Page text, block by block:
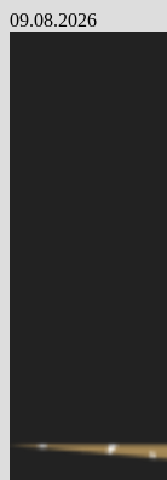
Skip
09.08.2026